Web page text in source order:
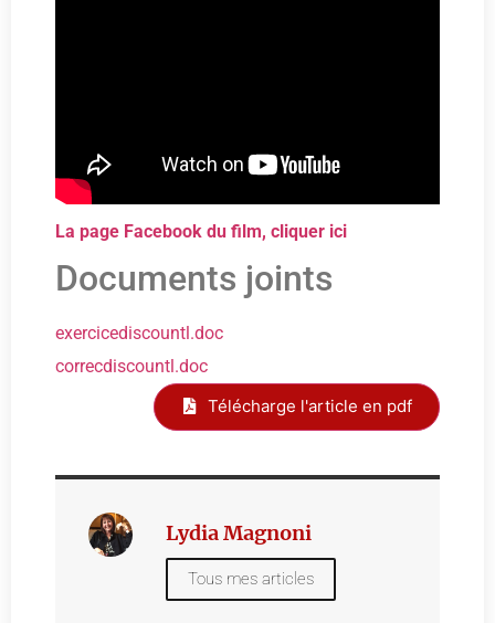
La page Facebook du film, cliquer ici
Documents joints
exercicediscountl.doc
correcdiscountl.doc
Télécharge l'article en pdf
Lydia Magnoni
Tous mes articles